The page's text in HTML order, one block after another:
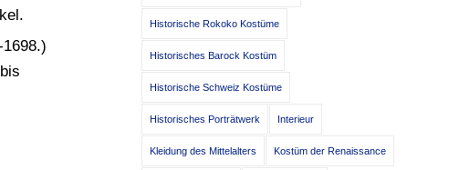
Historische Rokoko Kostüme
Historisches Barock Kostüm
Historische Schweiz Kostüme
Historisches Porträtwerk Interieur
Kleidung des Mittelalters Kostüm der Renaissance